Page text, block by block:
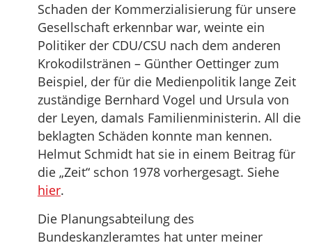
Schaden der Kommerzialisierung für unsere
Gesellschaft erkennbar war, weinte ein
Politiker der CDU/CSU nach dem anderen
Krokodilstränen – Günther Oettinger zum
Beispiel, der für die Medienpolitik lange Zeit
zuständige Bernhard Vogel und Ursula von
der Leyen, damals Familienministerin. All die
beklagten Schäden konnte man kennen.
Helmut Schmidt hat sie in einem Beitrag für
die „Zeit“ schon 1978 vorhergesagt. Siehe
hier.
Die Planungsabteilung des
Bundeskanzleramtes hat unter meiner